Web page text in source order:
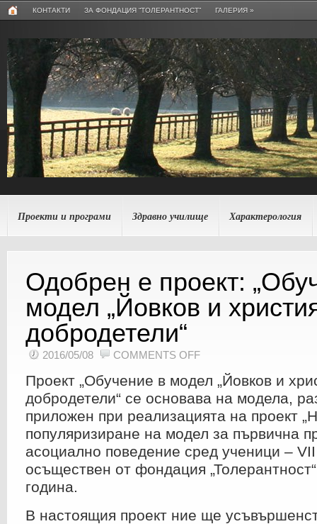
КОНТАКТИ ЗА ФОНДАЦИЯ “ТОЛЕРАНТНОСТ” ГАЛЕРИЯ »
Проекти и програми Здравно училище Характерология
Одобрен е проект:
модел „Йовков и
добродетели“
2016/05/08 COMMENTS OFFON
ПРОЕКТ:
„ОБУЧЕНИЕ
МОДЕЛ
И
ХРИСТИЯНСКИТЕ
ДОБРОДЕТЕЛИ“
Проект „Обучение в модел „Йовков и
добродетели“ се основава на модела,
приложен при реализацията на проект
популяризиране на модел за първична
асоциално поведение сред ученици – VII
осъществен от фондация
година.
В настоящия проект ние ще